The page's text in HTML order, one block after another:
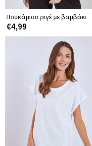
Πουκάμισο ριγέ με βαμβάκι
€4,99